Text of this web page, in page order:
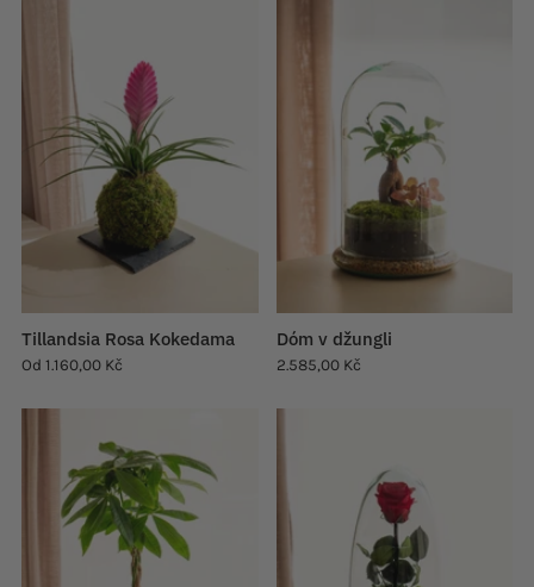
Tillandsia Rosa Kokedama
Od 1.160,00 Kč
Dóm v džungli
2.585,00 Kč